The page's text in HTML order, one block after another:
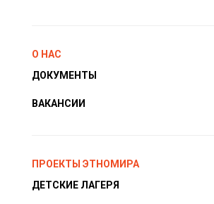
О НАС
ДОКУМЕНТЫ
ВАКАНСИИ
ПРОЕКТЫ ЭТНОМИРА
ДЕТСКИЕ ЛАГЕРЯ